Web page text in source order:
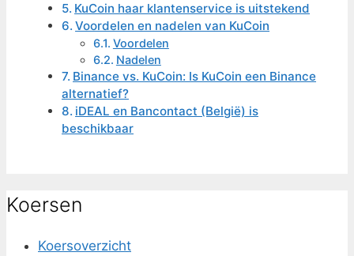
KuCoin haar klantenservice is uitstekend
Voordelen en nadelen van KuCoin
Voordelen
Nadelen
Binance vs. KuCoin: Is KuCoin een Binance
alternatief?
iDEAL en Bancontact (België) is
beschikbaar
Koersen
Koersoverzicht